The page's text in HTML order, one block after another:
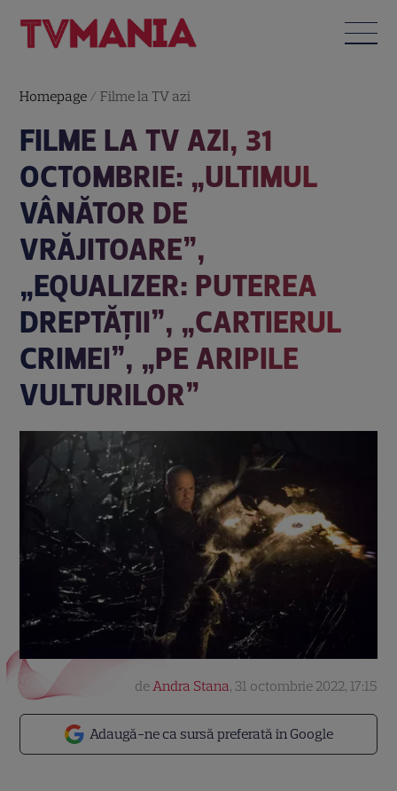
Homepage /Filme la TV azi
FILME LA TV AZI, 31
OCTOMBRIE: „ULTIMUL
VÂNĂTOR DE
VRĂJITOARE”,
„EQUALIZER: PUTEREA
DREPTĂȚII”, „CARTIERUL
CRIMEI”, „PE ARIPILE
VULTURILOR”
Adaugă-ne ca sursă preferată în Google
deAndra Stana, 31 octombrie 2022, 17:15